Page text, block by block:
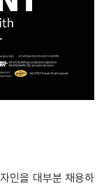
인을 대부분 채용하